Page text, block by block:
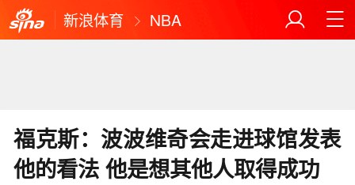
新浪体育 NBA
福克斯：波波维奇会走进球馆发表
他的看法 他是想其他人取得成功